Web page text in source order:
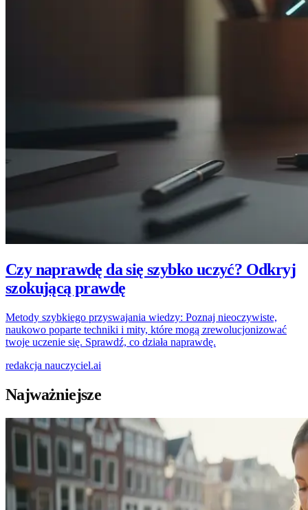
Czy naprawdę da się szybko uczyć? Odkryj
szokującą prawdę
Metody szybkiego przyswajania wiedzy: Poznaj nieoczywiste,
naukowo poparte techniki i mity, które mogą zrewolucjonizować
twoje uczenie się. Sprawdź, co działa naprawdę.
redakcja nauczyciel.ai
Najważniejsze